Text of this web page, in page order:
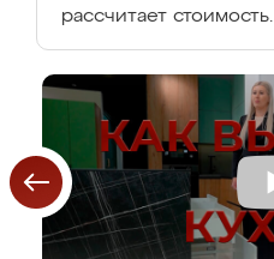
рассчитает стоимость.